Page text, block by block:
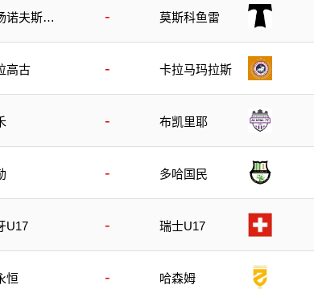
诺夫斯克
- 莫斯科鱼雷
高古 - 卡拉马玛拉斯
- 布凯里耶
- 多哈国民
U17 - 瑞士U17
恒 - 哈森姆